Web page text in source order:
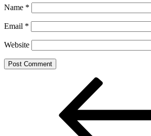
Name *
Email *
Website